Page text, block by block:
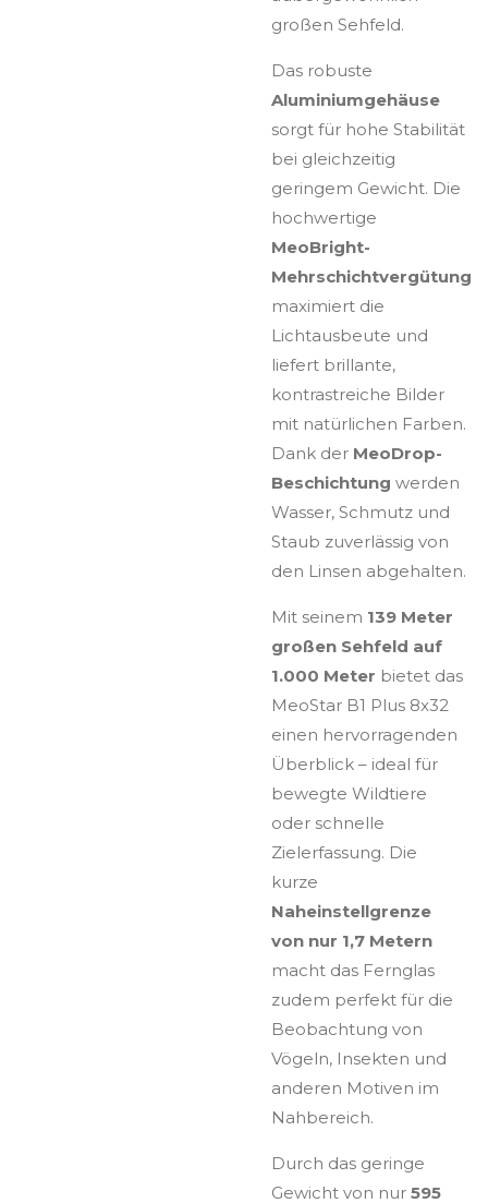
großen Sehfeld.
Das robuste
Aluminiumgehäuse
sorgt für hohe Stabilität
bei gleichzeitig
geringem Gewicht. Die
hochwertige
MeoBright-
Mehrschichtvergütung
maximiert die
Lichtausbeute und
liefert brillante,
kontrastreiche Bilder
mit natürlichen Farben.
Dank der MeoDrop-
Beschichtung werden
Wasser, Schmutz und
Staub zuverlässig von
den Linsen abgehalten.
Mit seinem 139 Meter
großen Sehfeld auf
1.000 Meter bietet das
MeoStar B1 Plus 8x32
einen hervorragenden
Überblick – ideal für
bewegte Wildtiere
oder schnelle
Zielerfassung. Die
kurze
Naheinstellgrenze
von nur 1,7 Metern
macht das Fernglas
zudem perfekt für die
Beobachtung von
Vögeln, Insekten und
anderen Motiven im
Nahbereich.
Durch das geringe
Gewicht von nur 595